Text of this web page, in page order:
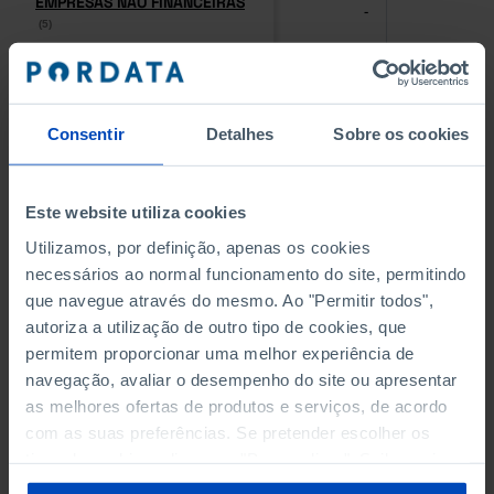
Consentir Detalhes Sobre os cookies
Este website utiliza cookies
Utilizamos, por definição, apenas os cookies
necessários ao normal funcionamento do site, permitindo
que navegue através do mesmo. Ao "Permitir todos",
autoriza a utilização de outro tipo de cookies, que
permitem proporcionar uma melhor experiência de
navegação, avaliar o desempenho do site ou apresentar
as melhores ofertas de produtos e serviços, de acordo
com as suas preferências. Se pretender escolher os
sobre cookies através da gestão de preferências ou da
(5)
(5)
-
PESSOAL AO SERVIÇO NAS
EMPRESAS NÃO FINANCEIRAS
PESSOAL AO SERVIÇO NAS
EMPRESAS NÃO FINANCEIRAS
(5)
- -
QUATRO MAIORES EMPRESAS
Empresas não financeiras
QUATRO MAIORES EMPRESAS
Empresas não financeiras
VOLUME DE NEGÓCIOS DAS
QUATRO MAIORES EMPRESAS
DO MUNICÍPIO (%)
Empresas não financeiras
VOLUME DE NEGÓCIOS DAS
QUATRO MAIORES EMPRESAS
DO MUNICÍPIO (%)
Empresas não financeiras
BANCOS, CAIXAS ECONÓMICAS
BANCOS, CAIXAS ECONÓMICAS -
CAIXAS DE CRÉDITO AGRÍCOLA
CAIXAS DE CRÉDITO AGRÍCOLA